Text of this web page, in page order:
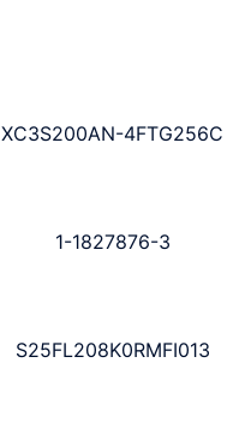
XC3S200AN-4FTG256C
1-1827876-3
S25FL208K0RMFI013